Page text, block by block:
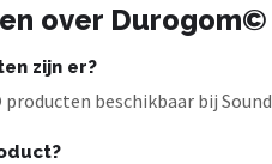
over Durogom©
zijn er?
beschikbaar bij